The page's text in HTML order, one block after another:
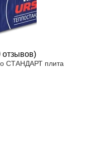
отзывов)
СТАНДАРТ плита